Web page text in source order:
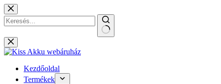
Skip
to
content
No
results
Kezdőoldal
Termékek